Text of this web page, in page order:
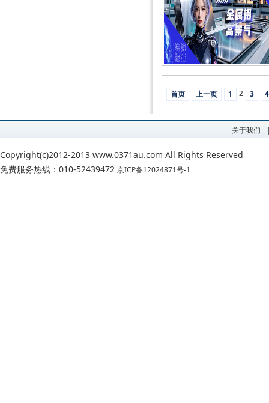
首页 上一页 1 2 3 4
关于我们
Copyright(c)2012-2013 www.0371au.com All Rights Reserved
免费服务热线：010-52439472 京ICP备12024871号-1